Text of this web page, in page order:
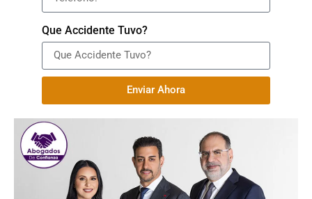
Que Accidente Tuvo?
Enviar Ahora